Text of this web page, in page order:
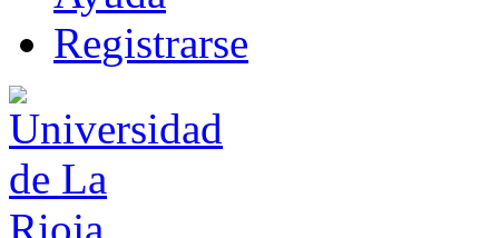
Registrarse